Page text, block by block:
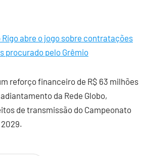
Rigo abre o jogo sobre contratações
procurado pelo Grêmio
reforço financeiro de R$ 63 milhões
da Rede Globo,
de transmissão do Campeonato